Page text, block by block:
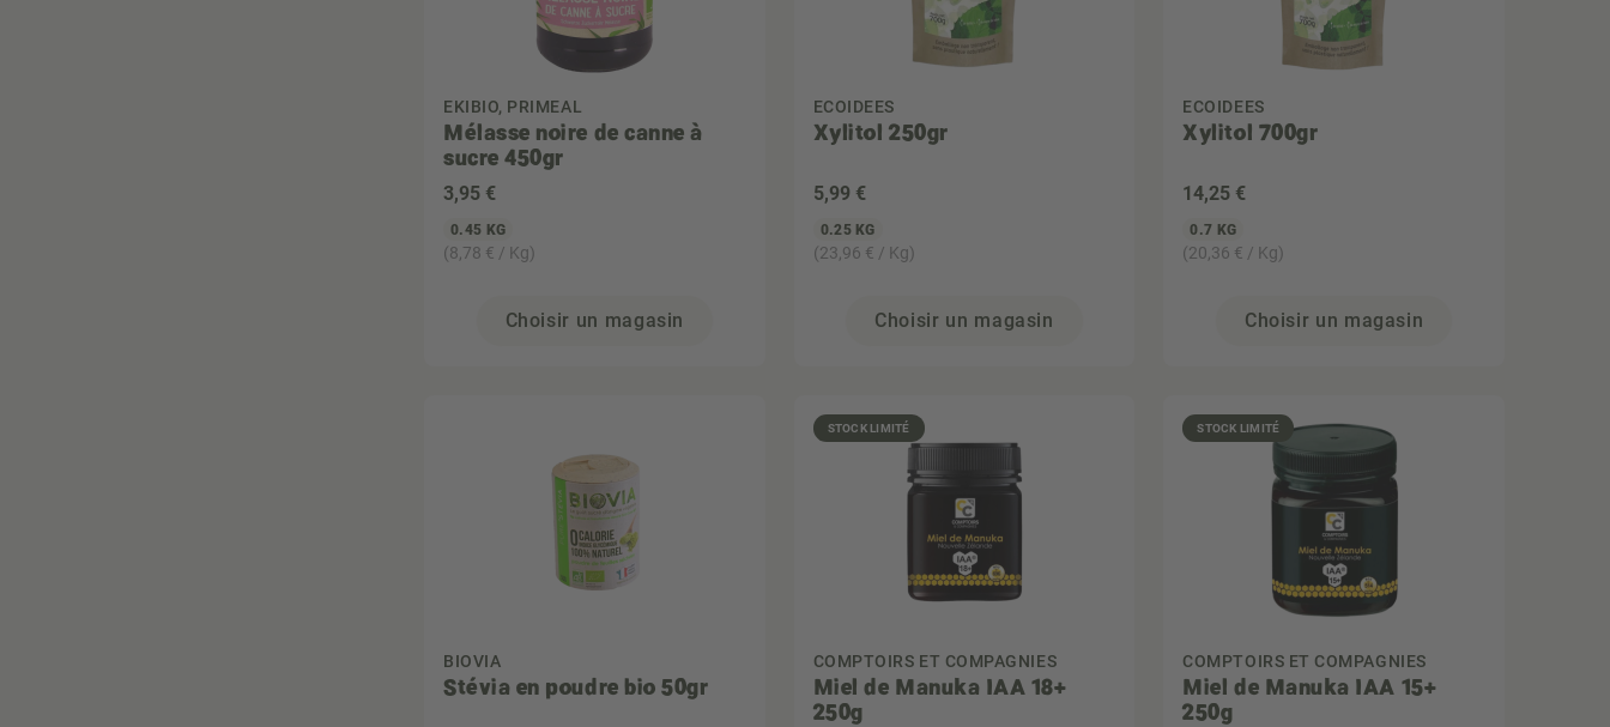
EKIBIO, PRIMEAL
Mélasse noire de canne à
sucre 450gr
3,95 €
0.45 KG
(8,78 € / Kg)
Choisir un magasin
ECOIDEES
Xylitol 250gr
5,99 €
0.25 KG
(23,96 € / Kg)
Choisir un magasin
ECOIDEES
Xylitol 700gr
14,25 €
0.7 KG
(20,36 € / Kg)
Choisir un magasin
BIOVIA
Stévia en poudre bio 50gr
STOCK LIMITÉ
COMPTOIRS ET COMPAGNIES
Miel de Manuka IAA 18+
250g
STOCK LIMITÉ
COMPTOIRS ET COMPAGNIES
Miel de Manuka IAA 15+
250g